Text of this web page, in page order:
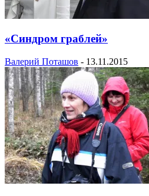
«Синдром граблей»
Валерий Поташов - 13.11.2015